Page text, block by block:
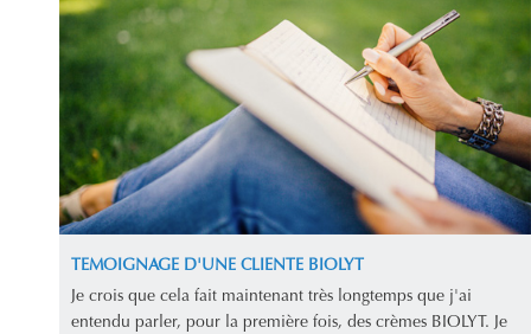
TEMOIGNAGE D'UNE CLIENTE BIOLYT
Je crois que cela fait maintenant très longtemps que j'ai
entendu parler, pour la première fois, des crèmes BIOLYT. Je